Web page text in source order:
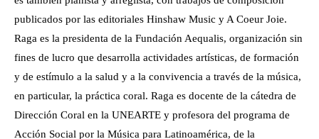
publicados por las editoriales Hinshaw Music y A Coeur Joie.
Raga es la presidenta de la Fundación Aequalis, organización sin
fines de lucro que desarrolla actividades artísticas, de formación
y de estímulo a la salud y a la convivencia a través de la música,
en particular, la práctica coral. Raga es docente de la cátedra de
Dirección Coral en la UNEARTE y profesora del programa de
Acción Social por la Música para Latinoamérica, de la